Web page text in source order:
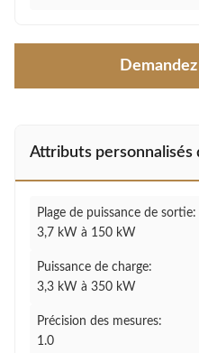
Attributs personnalisés
Plage de puissance de sortie:
3,7 kW à 150 kW
Puissance de charge:
3,3 kW à 350 kW
Précision des mesures:
1.0